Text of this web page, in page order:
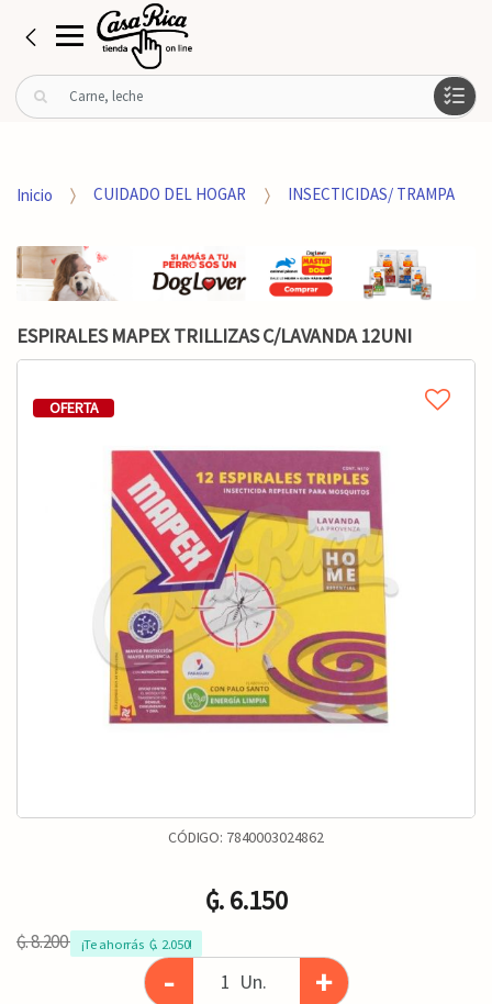
B
u
r
o
r
Inicio CUIDADO DEL HOGAR INSECTICIDAS/ TRAMPA
ESPIRALES MAPEX TRILLIZAS C/LAVANDA 12UNI
OFERTA
CÓDIGO: 7840003024862
₲. 6.150
₲. 8.200 ¡Te ahorrás  ₲. 2.050!
- Un. +